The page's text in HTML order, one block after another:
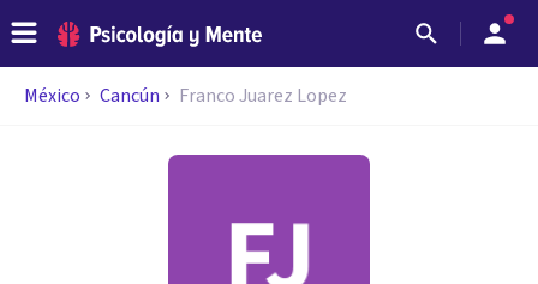
México Cancún Franco Juarez Lopez